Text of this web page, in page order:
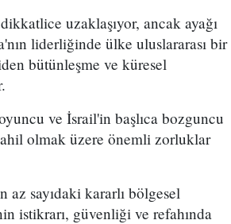
uzaklaşıyor, ancak ayağı
liderliğinde ülke uluslararası bir
bütünleşme ve küresel
ve İsrail'in başlıca bozguncu
olmak üzere önemli zorluklar
sayıdaki kararlı bölgesel
istikrarı, güvenliği ve refahında